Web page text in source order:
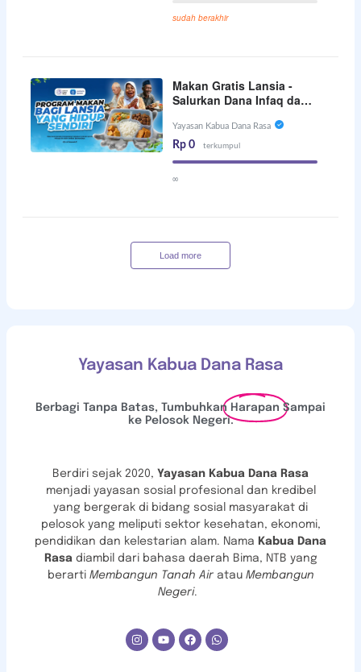
sudah berakhir
Makan Gratis Lansia -
Salurkan Dana Infaq dan
Yayasan Kabua Dana Rasa
Rp 0 terkumpul
∞
Load more
Yayasan Kabua Dana Rasa
Berbagi Tanpa Batas, Tumbuhkan Harapan Sampai
ke Pelosok Negeri.
Berdiri sejak 2020, Yayasan Kabua Dana Rasa
menjadi yayasan sosial profesional dan kredibel
yang bergerak di bidang sosial masyarakat di
pelosok yang meliputi sektor kesehatan, ekonomi,
pendidikan dan kelestarian alam. Nama Kabua Dana
Rasadiambil dari bahasa daerah Bima, NTB yang
berarti Membangun Tanah Air atauMembangun
Negeri.